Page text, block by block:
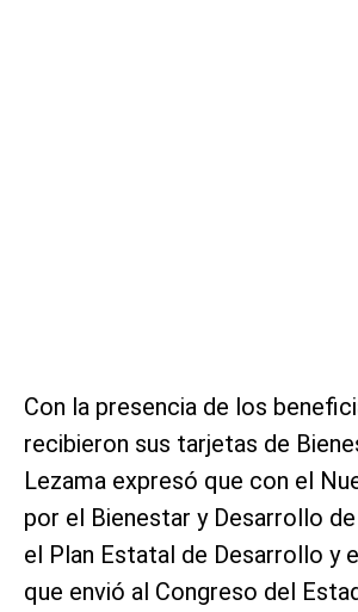
Con la presencia de los
recibieron sus tarjetas de
Lezama expresó que con el
por el Bienestar y Desarrollo de
el Plan Estatal de Desarrollo y
que envió al Congreso del